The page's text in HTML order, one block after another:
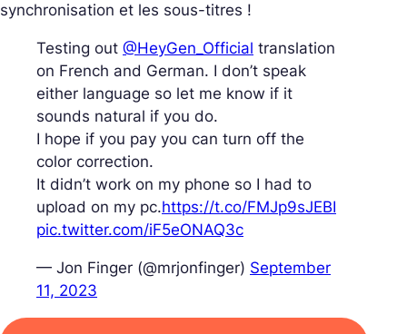
synchronisation et les sous-titres !
Testing out @HeyGen_Official translation
on French and German. I don’t speak
either language so let me know if it
sounds natural if you do.
I hope if you pay you can turn off the
color correction.
It didn’t work on my phone so I had to
upload on my pc.https://t.co/FMJp9sJEBI
pic.twitter.com/iF5eONAQ3c
— Jon Finger (@mrjonfinger) September
11, 2023